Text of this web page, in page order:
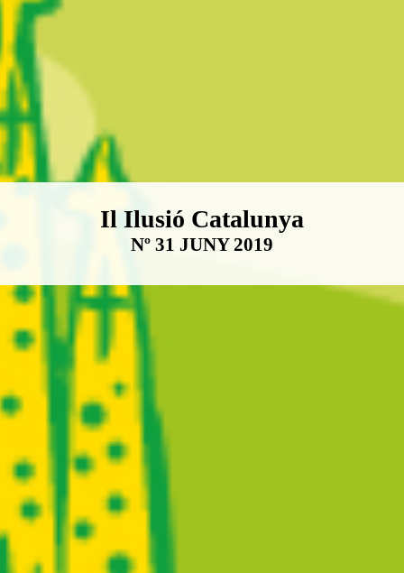
Boletín Il·lusió Catalunya
Il Ilusió Catalunya
Nº 31 JUNY 2019